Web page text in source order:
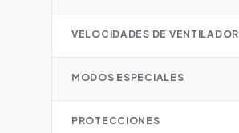
VELOCIDADES DE VENTILADOR
MODOS ESPECIALES
PROTECCIONES